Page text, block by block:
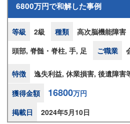
6800万円で和解した事例
等級 2級 種類 高次脳機能障害
頭部, 脊髄・脊柱, 手, 足
ご職業
特徴
逸失利益, 休業損害, 後遺障害
獲得金額
16800万円
掲載日
2024年5月10日